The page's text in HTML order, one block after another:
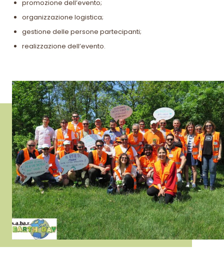
promozione dell’evento;
organizzazione logistica;
gestione delle persone partecipanti;
realizzazione dell’evento.